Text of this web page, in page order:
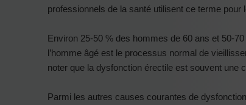
professionnels de la santé utilisent ce terme
Environ 25-50 % des hommes de 60 ans et 50-
l’homme âgé est le processus normal de
noter que la dysfonction érectile est souvent une
Parmi les autres causes courantes de